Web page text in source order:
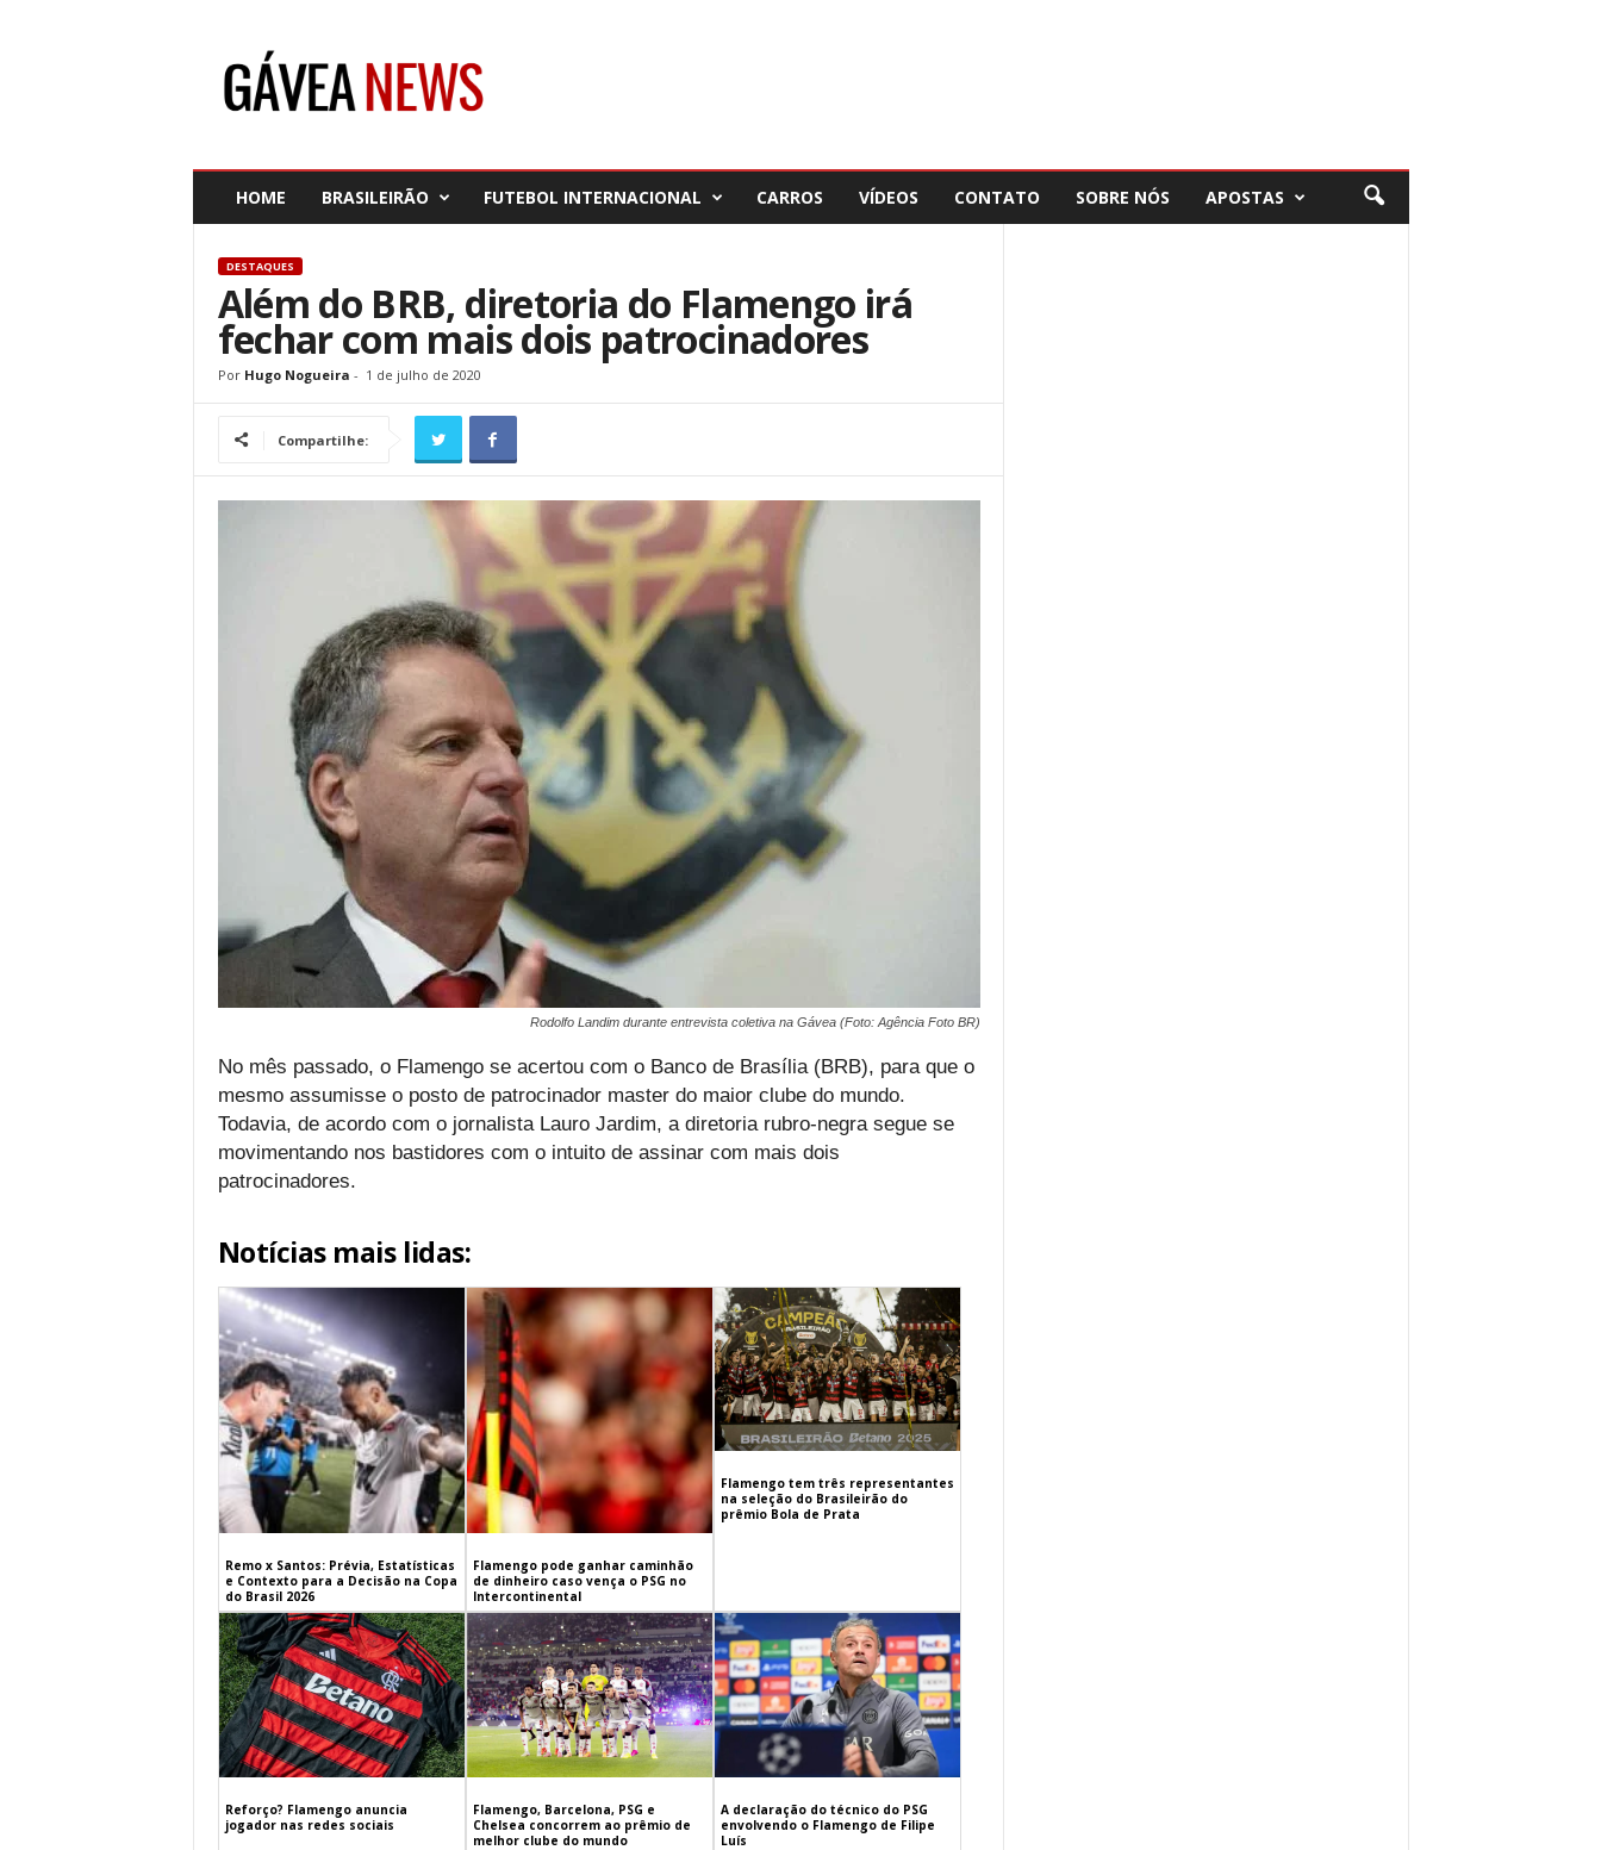
HOME BRASILEIRÃO FUTEBOL INTERNACIONAL CARROS VÍDEOS CONTATO SOBRE NÓS APOSTAS
DESTAQUES
Além do BRB, diretoria do Flamengo irá
fechar com mais dois patrocinadores
Por Hugo Nogueira - 1 de julho de 2020
Compartilhe:
Rodolfo Landim durante entrevista coletiva na Gávea (Foto: Agência Foto BR)
No mês passado, o Flamengo se acertou com o Banco de Brasília (BRB), para que o
mesmo assumisse o posto de patrocinador master do maior clube do mundo.
Todavia, de acordo com o jornalista Lauro Jardim, a diretoria rubro-negra segue se
movimentando nos bastidores com o intuito de assinar com mais dois
patrocinadores.
Notícias mais lidas:
Remo x Santos: Prévia, Estatísticas
e Contexto para a Decisão na Copa
do Brasil 2026
Flamengo pode ganhar caminhão
de dinheiro caso vença o PSG no
Intercontinental
Flamengo tem três representantes
na seleção do Brasileirão do
prêmio Bola de Prata
Reforço? Flamengo anuncia
jogador nas redes sociais
Flamengo, Barcelona, PSG e
Chelsea concorrem ao prêmio de
melhor clube do mundo
A declaração do técnico do PSG
envolvendo o Flamengo de Filipe
Luís